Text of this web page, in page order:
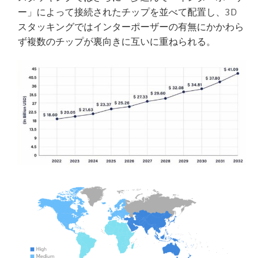
ー」によって接続されたチップを並べて配置し、3D
スタッキングではインターポーザーの有無にかかわら
ず複数のチップが裏向きに互いに重ねられる。